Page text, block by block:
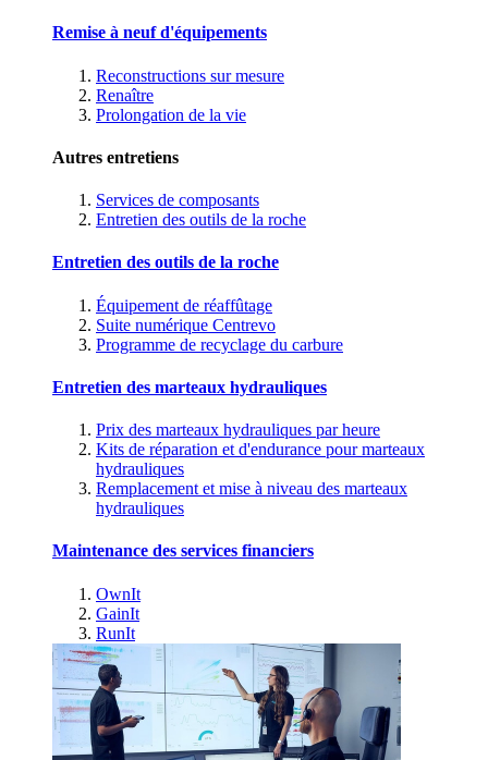
Remise à neuf d'équipements
Reconstructions sur mesure
Renaître
Prolongation de la vie
Autres entretiens
Services de composants
Entretien des outils de la roche
Entretien des outils de la roche
Équipement de réaffûtage
Suite numérique Centrevo
Programme de recyclage du carbure
Entretien des marteaux hydrauliques
Prix des marteaux hydrauliques par heure
Kits de réparation et d'endurance pour marteaux
hydrauliques
Remplacement et mise à niveau des marteaux
hydrauliques
Maintenance des services financiers
OwnIt
GainIt
RunIt